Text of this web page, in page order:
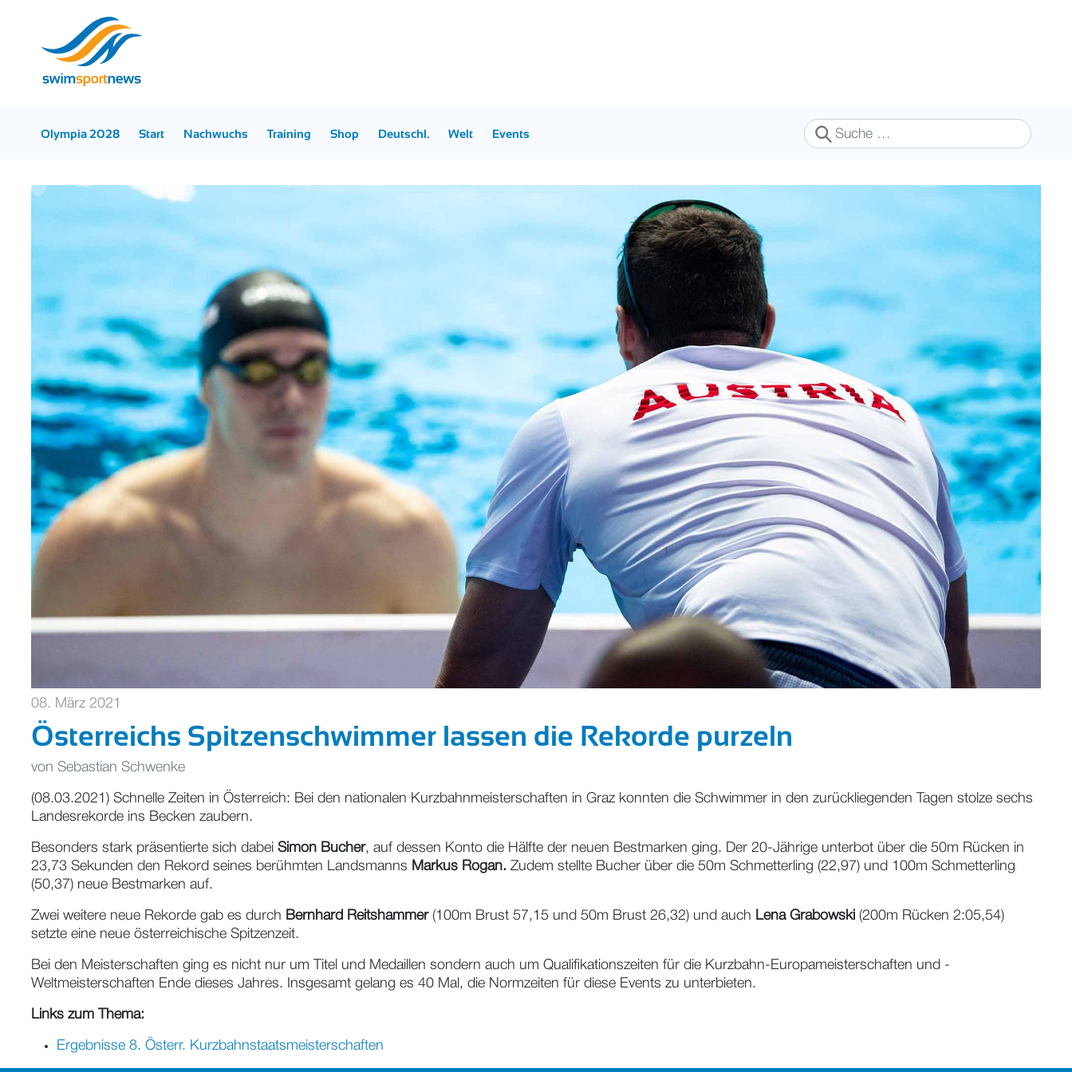
Olympia 2028 Start Nachwuchs Training Shop Deutschl. Welt Events
Suchen
08. März 2021
Österreichs Spitzenschwimmer lassen die Rekorde purzeln
von Sebastian Schwenke
(08.03.2021) Schnelle Zeiten in Österreich: Bei den nationalen Kurzbahnmeisterschaften in Graz konnten die Schwimmer in den zurückliegenden Tagen stolze sechs
Landesrekorde ins Becken zaubern.
Besonders stark präsentierte sich dabei Simon Bucher, auf dessen Konto die Hälfte der neuen Bestmarken ging. Der 20-Jährige unterbot über die 50m Rücken in
23,73 Sekunden den Rekord seines berühmten Landsmanns Markus Rogan. Zudem stellte Bucher über die 50m Schmetterling (22,97) und 100m Schmetterling
(50,37) neue Bestmarken auf.
Zwei weitere neue Rekorde gab es durch Bernhard Reitshammer(100m Brust 57,15 und 50m Brust 26,32) und auch Lena Grabowski (200m Rücken 2:05,54)
setzte eine neue österreichische Spitzenzeit.
Bei den Meisterschaften ging es nicht nur um Titel und Medaillen sondern auch um Qualifikationszeiten für die Kurzbahn-Europameisterschaften und -
Weltmeisterschaften Ende dieses Jahres. Insgesamt gelang es 40 Mal, die Normzeiten für diese Events zu unterbieten.
Links zum Thema:
Ergebnisse 8. Österr. Kurzbahnstaatsmeisterschaften